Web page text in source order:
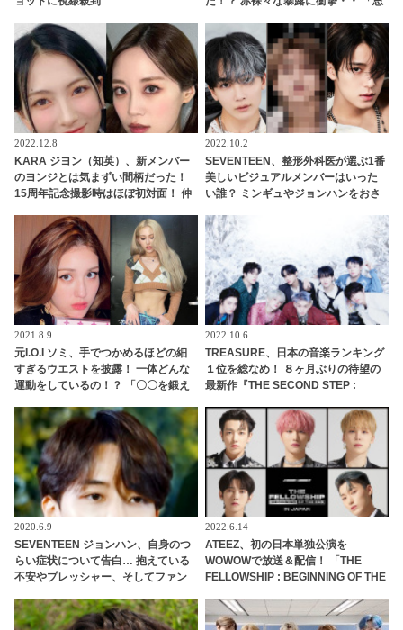
デビューを経てやっと仲良くなった
２人に注目
2022.12.8
KARA ジヨン（知英）、新メンバー
のヨンジとは気まずい間柄だった！
15周年記念撮影時はほぼ初対面！ 仲
2022.10.2
SEVENTEEN、整形外科医が選ぶ1番
美しいビジュアルメンバーはいった
い誰？ ミンギュやジョンハンをおさ
ー・・
2021.8.9
元I.O.I ソミ、手でつかめるほどの細
すぎるウエストを披露！ 一体どんな
運動をしているの！？ 「〇〇を鍛え
明らかに
2022.10.6
TREASURE、日本の音楽ランキング
１位を総なめ！ ８ヶ月ぶりの待望の
最新作『THE SECOND STEP :
ス！ AWAではリアルタイム急上昇ラ
ンキング１位から27位までを独
占・・ 日本での熱い人気を証明
2020.6.9
SEVENTEEN ジョンハン、自身のつ
らい症状について告白… 抱えている
不安やプレッシャー、そしてファン
ンが語った素直な思いにファン涙
2022.6.14
ATEEZ、初の日本単独公演を
WOWOWで放送＆配信！ 「THE
FELLOWSHIP : BEGINNING OF THE
7月18日生中継